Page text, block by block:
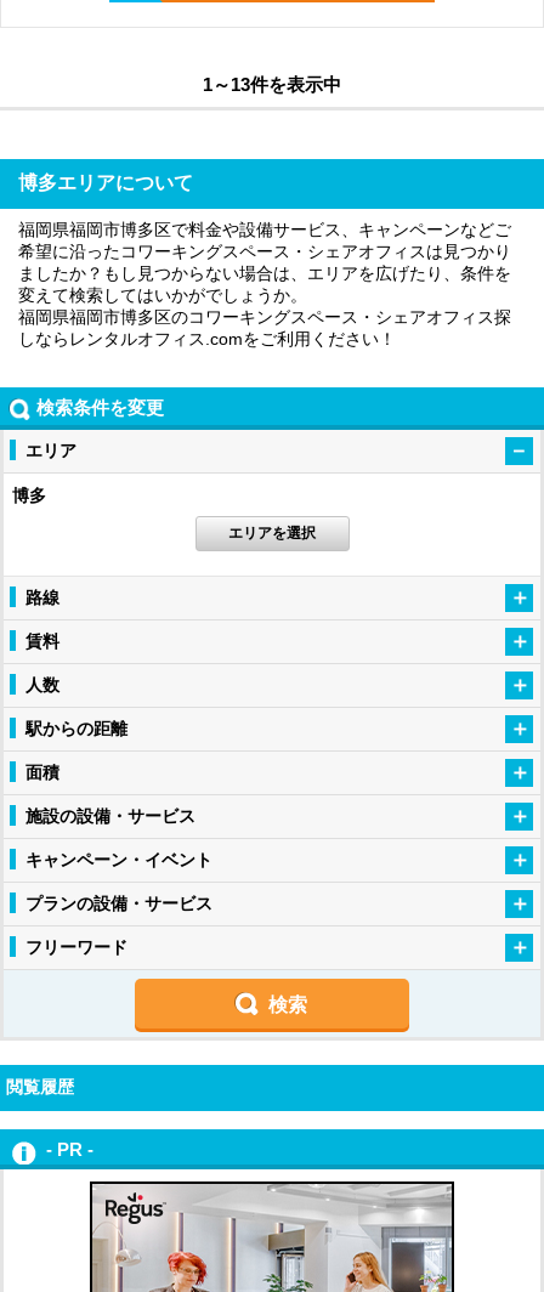
1～13件を表示中
博多エリアについて
福岡県福岡市博多区で料金や設備サービス、キャンペーンなどご
希望に沿ったコワーキングスペース・シェアオフィスは見つかり
ましたか？もし見つからない場合は、エリアを広げたり、条件を
変えて検索してはいかがでしょうか。
福岡県福岡市博多区のコワーキングスペース・シェアオフィス探
しならレンタルオフィス.comをご利用ください！
検索条件を変更
エリア
博多
エリアを選択
路線
賃料
人数
駅からの距離
面積
施設の設備・サービス
キャンペーン・イベント
プランの設備・サービス
フリーワード
閲覧履歴
- PR -